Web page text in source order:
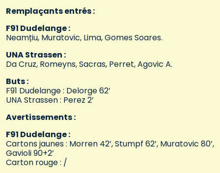
Remplaçants entrés :
F91 Dudelange :
Neamțiu, Muratovic, Lima, Gomes Soares.
UNA Strassen :
Da Cruz, Romeyns, Sacras, Perret, Agovic A.
Buts :
F91 Dudelange : Delorge 62’
UNA Strassen : Perez 2’
Avertissements :
F91 Dudelange :
Cartons jaunes : Morren 42’, Stumpf 62’, Muratovic 80’,
Gavioli 90+2’
Carton rouge : /